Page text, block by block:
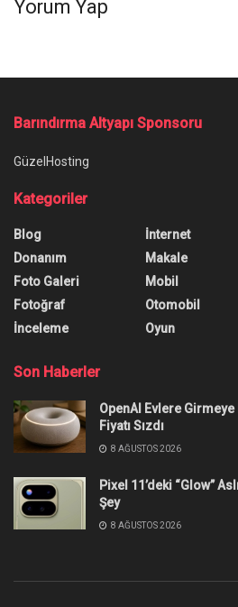
Yorum Yap
Barındırma Altyapı Sponsoru
GüzelHosting
Kategoriler
Blog
Donanım
Foto Galeri
Fotoğraf
İnceleme
İnternet
Makale
Mobil
Otomobil
Oyun
Son Haberler
OpenAI Evlere Girmeye
Fiyatı Sızdı
8 AĞUSTOS 2026
Pixel 11’deki “Glow”
Şey
8 AĞUSTOS 2026